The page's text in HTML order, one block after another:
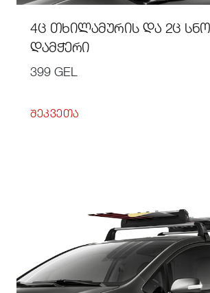
4Ც ᲗᲮᲘᲚᲐᲛᲣᲠᲘᲡ ᲓᲐ 2Ც
ᲓᲐᲛᲭᲔᲠᲘ
399 GEL
ᲨᲔᲙᲕᲔᲗᲐ